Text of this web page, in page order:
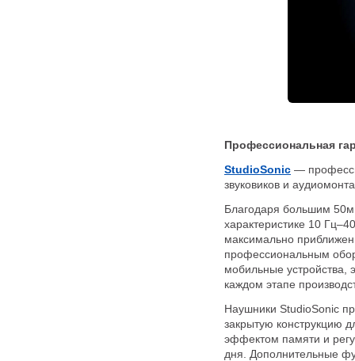
Профессиональная
StudioSonic —
звуковиков и
Благодаря большим
характеристике 10
максимально
профессиональным
мобильные устройства,
каждом этапе
Наушники StudioSonic
закрытую конструкцию
эффектом памяти и
дня. Дополнительные